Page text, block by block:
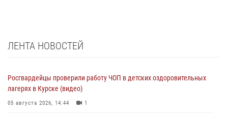
ЛЕНТА НОВОСТЕЙ
Росгвардейцы проверили работу ЧОП в детских оздоровительных
лагерях в Курске (видео)
05 августа 2026, 14:44 1